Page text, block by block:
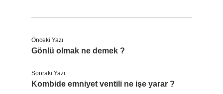
Önceki Yazı
Gönlü olmak ne demek ?
Sonraki Yazı
Kombide emniyet ventili ne işe yarar ?